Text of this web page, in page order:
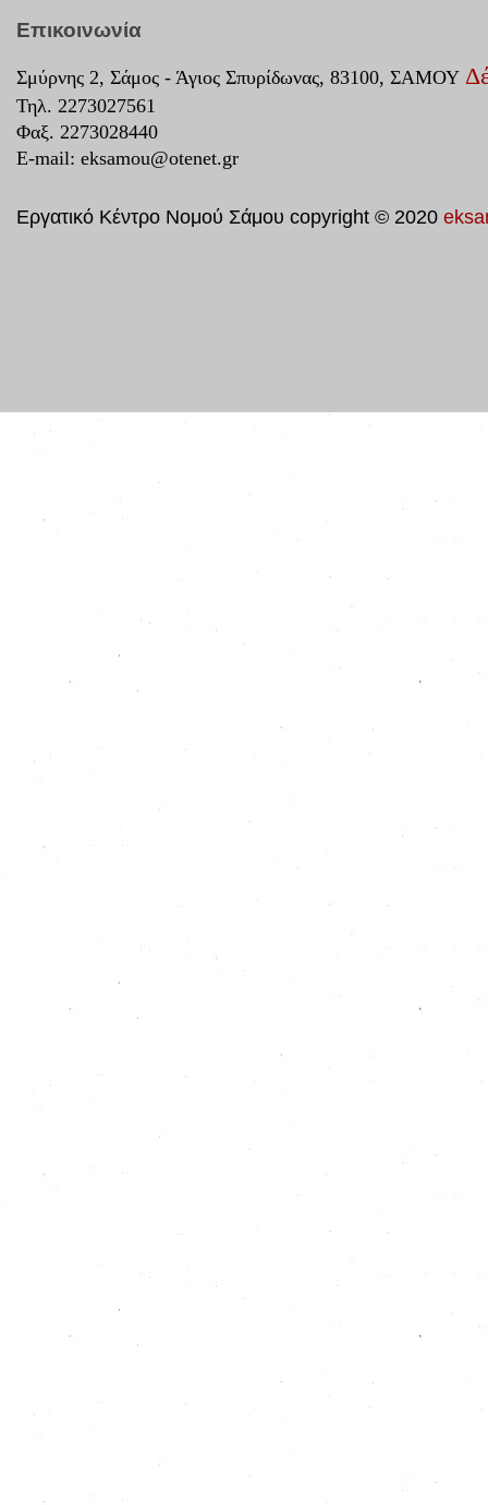
Επικοινωνία
Σμύρνης 2, Σάμος - Άγιος Σπυρίδωνας, 83100, ΣΑΜΟΥ
Τηλ. 2273027561
Φαξ. 2273028440
E-mail: eksamou@otenet.gr
Εργατικό Κέντρο Νομού Σάμου copyright © 2020